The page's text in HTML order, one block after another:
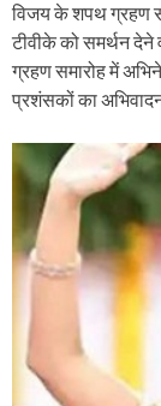
विजय के शपथ ग्रहण
टीवीके को समर्थन देने
ग्रहण समारोह में
प्रशंसकों का